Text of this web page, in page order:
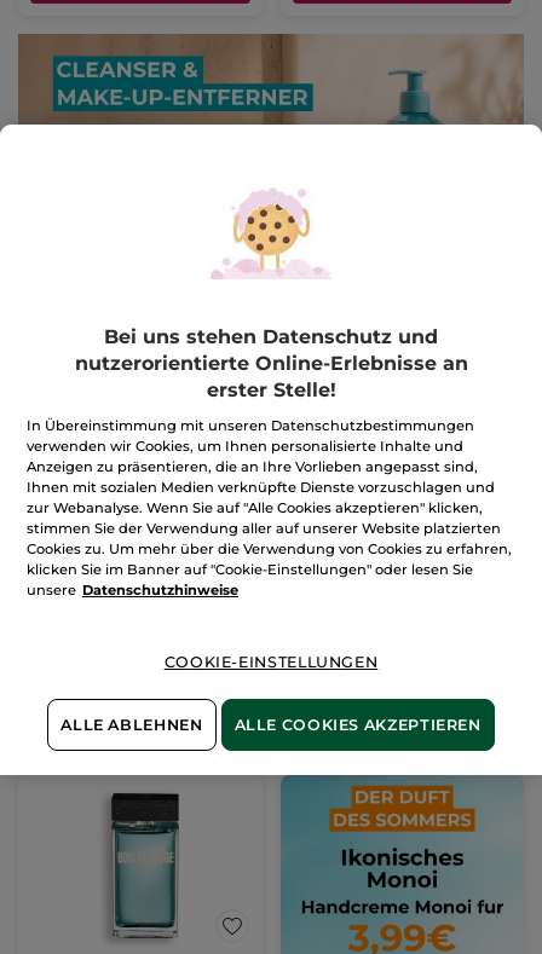
Granit Bleu - Eau de
Toilette 100 ml
Zerstäuber 100 ml
(457)
IN DEN
WARENKORB
1+1 Hoggar Eau de
Toilette 100ml
2 x 100 ml Flakon = 1 Stück
IN DEN
WARENKORB
Bei uns stehen Datenschutz und
nutzerorientierte Online-Erlebnisse an
erster Stelle!
In Übereinstimmung mit unseren Datenschutzbestimmungen
verwenden wir Cookies, um Ihnen personalisierte Inhalte und
Anzeigen zu präsentieren, die an Ihre Vorlieben angepasst sind,
Ihnen mit sozialen Medien verknüpfte Dienste vorzuschlagen und
zur Webanalyse. Wenn Sie auf "Alle Cookies akzeptieren" klicken,
stimmen Sie der Verwendung aller auf unserer Website platzierten
Cookies zu. Um mehr über die Verwendung von Cookies zu erfahren,
klicken Sie im Banner auf "Cookie-Einstellungen" oder lesen Sie
unsere Datenschutzhinweise
COOKIE-EINSTELLUNGEN
ALLE ABLEHNEN ALLE COOKIES AKZEPTIEREN